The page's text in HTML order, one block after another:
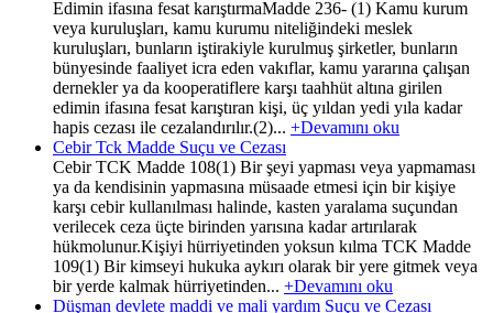
Edimin ifasına fesat karıştırmaMadde 236- (1) Kamu kurum
veya kuruluşları, kamu kurumu niteliğindeki meslek
kuruluşları, bunların iştirakiyle kurulmuş şirketler, bunların
bünyesinde faaliyet icra eden vakıflar, kamu yararına çalışan
dernekler ya da kooperatiflere karşı taahhüt altına girilen
edimin ifasına fesat karıştıran kişi, üç yıldan yedi yıla kadar
hapis cezası ile cezalandırılır.(2)... +Devamını oku
Cebir Tck Madde Suçu ve Cezası
Cebir TCK Madde 108(1) Bir şeyi yapması veya yapmaması
ya da kendisinin yapmasına müsaade etmesi için bir kişiye
karşı cebir kullanılması halinde, kasten yaralama suçundan
verilecek ceza üçte birinden yarısına kadar artırılarak
hükmolunur.Kişiyi hürriyetinden yoksun kılma TCK Madde
109(1) Bir kimseyi hukuka aykırı olarak bir yere gitmek veya
bir yerde kalmak hürriyetinden... +Devamını oku
Düşman devlete maddi ve mali yardım Suçu ve Cezası